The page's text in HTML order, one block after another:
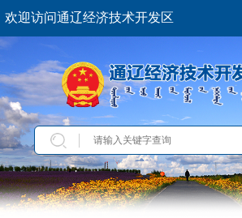
欢迎访问通辽经济技术开发区